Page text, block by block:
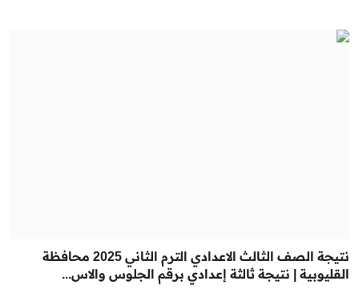
نتيجة الصف الثالث الاعدادي الترم الثاني 2025 محافظة
القليوبية | نتيجة ثالثة إعدادي برقم الجلوس والاس...